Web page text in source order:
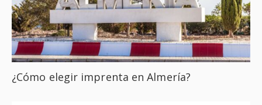
¿Cómo elegir imprenta en Almería?